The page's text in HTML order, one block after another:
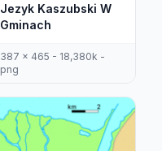
Jezyk Kaszubski W
Gminach
387 x 465 - 18,380k -
png